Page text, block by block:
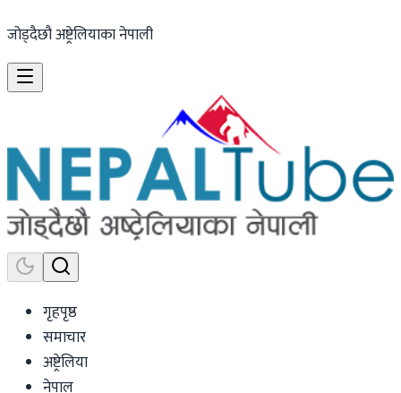
जोड्दैछौ अष्ट्रेलियाका नेपाली
गृहपृष्ठ
समाचार
अष्ट्रेलिया